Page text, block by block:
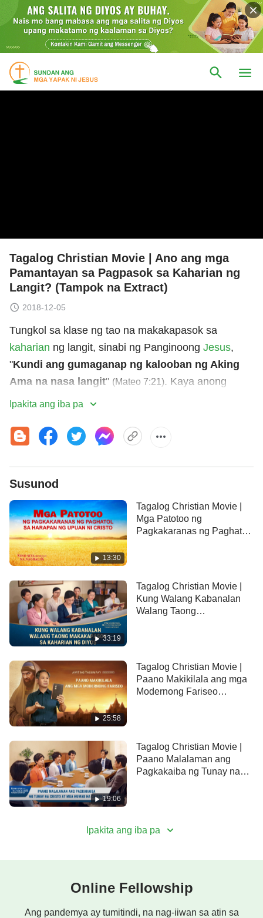
Tagalog Christian Movie | Ano ang mga
Pamantayan sa Pagpasok sa Kaharian ng
Langit? (Tampok na Extract)
2018-12-05
Tungkol sa klase ng tao na makakapasok sa
kaharian ng langit, sinabi ng Panginoong Jesus,
"Kundi ang gumaganap ng kalooban ng Aking
Ama na nasa langit" (Mateo 7:21). Kaya anong
klaseng tao mismo ang sumusunod sa kalooban ng
yaong mga sumusunod sa halimbawa ni Pablo at
nagpapakahirap para sa Panginoon ang gumagawa
ng kalooban ng Ama sa langit. At may ilang niniwala
na yaon lamang mga nagmamahal sa Diyos nang
buong puso, isipan at kaluluwa, na hindi na
nagkakasala at nagtamo na ng kadalisayan, ang
mga gumagawa ng kalooban ng Ama sa langit.
Kaya sino ang tama at sino ang mali sa dalawang
pananaw na ito? Panoorin lamang ang mainit na
pagtatalo ng dalawang panig!
Ipakita ang iba pa
Susunod
13:30
Tagalog Christian Movie |
Mga Patotoo ng
Pagkakaranas ng Paghatol
33:19
Tagalog Christian Movie |
Kung Walang Kabanalan
Walang Taong
25:58
Tagalog Christian Movie |
Paano Makikilala ang mga
Modernong Fariseo
19:06
Tagalog Christian Movie |
Paano Malalaman ang
Pagkakaiba ng Tunay na
Ipakita ang iba pa
Online Fellowship
Ang pandemya ay tumitindi, na nag-iiwan sa atin sa